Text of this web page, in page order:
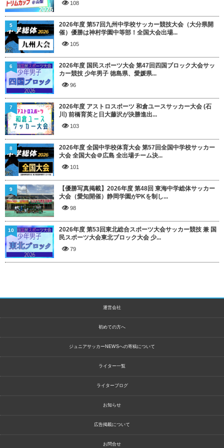
108
2026年度 第57回九州中学校サッカー競技大会（大分県開
催）優勝は神村学園中等部！全国大会出場...
105
5
2026年度 国民スポーツ大会 第47回四国ブロック大会サッ
カー競技 少年男子 徳島県、愛媛県...
96
6
2026年度 アストロスポーツ 和倉ユースサッカー大会 (石
川) 前橋育英と日大藤沢が決勝進出...
103
7
2026年度 全国中学校体育大会 第57回全国中学校サッカー
大会 全国大会＠広島 全出場チーム決...
101
8
【優勝写真掲載】2026年度 第48回 東海中学総体サッカー
大会（愛知開催）静岡学園がPKを制し...
98
9
2026年度 第53回東北総合スポーツ大会サッカー競技 兼 国
民スポーツ大会東北ブロック大会 少...
79
10
運営会社
初めての方へ
ジュニアサッカーNEWSへの寄稿について
ライター一覧
ライターブログ
お知らせ
広告掲載について
お問合せ